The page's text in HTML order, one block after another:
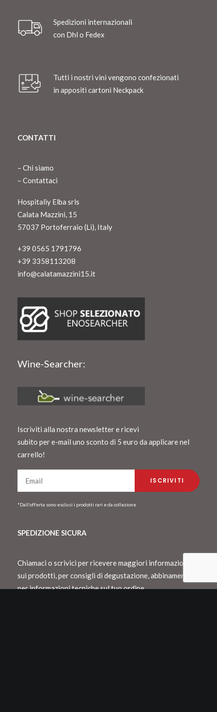
Spedizioni internazionali
con Dhl o Fedex
Tutti i nostri vini vengono confezionati
in appositi cartoni Neckpack
CONTATTI
– Chi siamo
– Contattaci
Hospitaliy Elba srls
Calata Mazzini, 15
57037 Portoferraio (Li), Italy
+39 0565 1791796
+39 3358113208
info@calatamazzini15.it
Wine-Searcher:
Iscriviti alla nostra newsletter e ricevi
subito per e-mail uno sconto di 5 euro da applicare nel
carrello!
*Dall’offerta sono esclusi i prodotti rari e da collezione
SPEDIZIONE SICURA
Chiamaci o scrivici per ricevere maggiori informazioni
sui prodotti, per consigli di degustazione, abbinamento o
per informazioni tecniche sul tuo ordine.